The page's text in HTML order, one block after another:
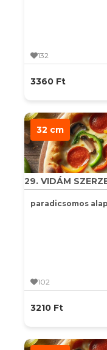
132
3360 Ft
32 cm
29. VIDÁM
paradicsomos alap
102
3210 Ft